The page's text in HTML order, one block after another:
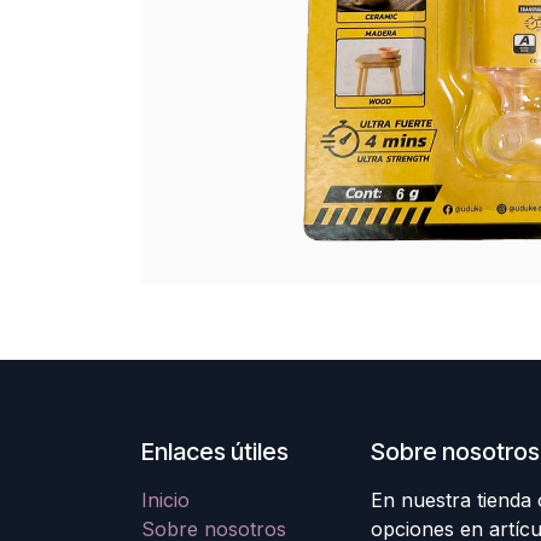
Enlaces útiles
Inicio
Sobre nosotros
Sobre nosotros
En nuestra tienda
opciones en